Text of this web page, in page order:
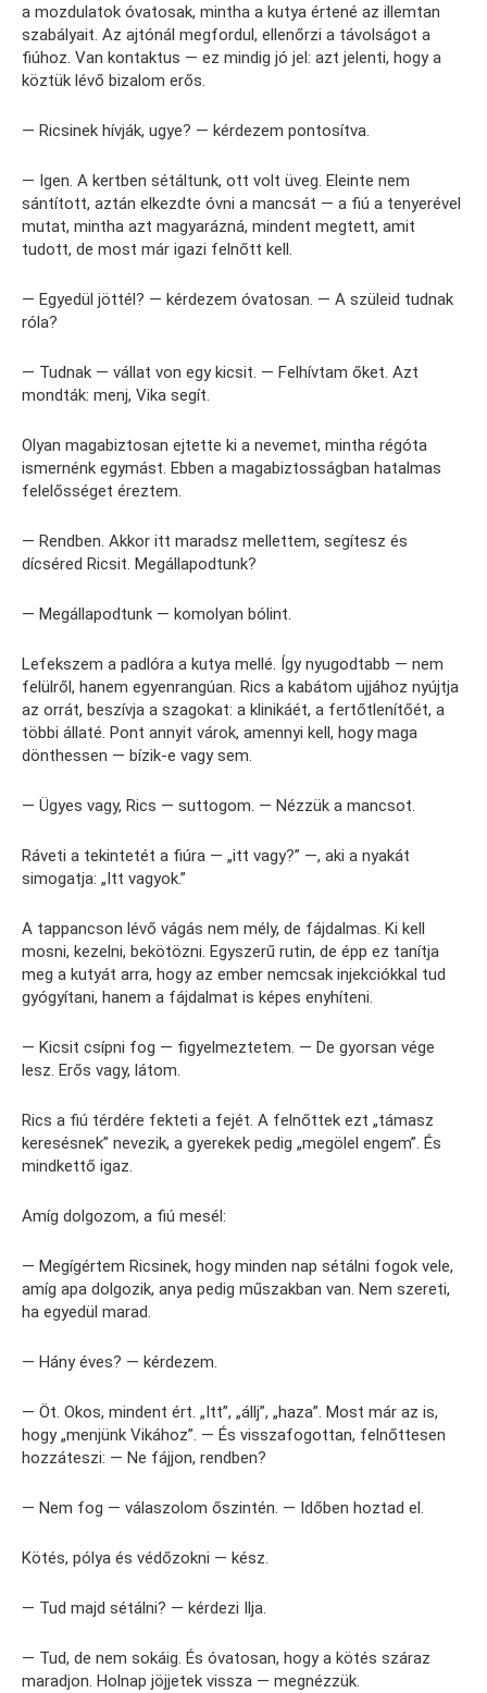
a mozdulatok óvatosak, mintha a kutya értené az illemtan
szabályait. Az ajtónál megfordul, ellenőrzi a távolságot a
fiúhoz. Van kontaktus — ez mindig jó jel: azt jelenti, hogy a
köztük lévő bizalom erős.
— Ricsinek hívják, ugye? — kérdezem pontosítva.
— Igen. A kertben sétáltunk, ott volt üveg. Eleinte nem
sántított, aztán elkezdte óvni a mancsát — a fiú a tenyerével
mutat, mintha azt magyarázná, mindent megtett, amit
tudott, de most már igazi felnőtt kell.
— Egyedül jöttél? — kérdezem óvatosan. — A szüleid tudnak
róla?
— Tudnak — vállat von egy kicsit. — Felhívtam őket. Azt
mondták: menj, Vika segít.
Olyan magabiztosan ejtette ki a nevemet, mintha régóta
ismernénk egymást. Ebben a magabiztosságban hatalmas
felelősséget éreztem.
— Rendben. Akkor itt maradsz mellettem, segítesz és
dícséred Ricsit. Megállapodtunk?
— Megállapodtunk — komolyan bólint.
Lefekszem a padlóra a kutya mellé. Így nyugodtabb — nem
felülről, hanem egyenrangúan. Rics a kabátom ujjához nyújtja
az orrát, beszívja a szagokat: a klinikáét, a fertőtlenítőét, a
többi állaté. Pont annyit várok, amennyi kell, hogy maga
dönthessen — bízik-e vagy sem.
— Ügyes vagy, Rics — suttogom. — Nézzük a mancsot.
Ráveti a tekintetét a fiúra — „itt vagy?” —, aki a nyakát
simogatja: „Itt vagyok.”
A tappancson lévő vágás nem mély, de fájdalmas. Ki kell
mosni, kezelni, bekötözni. Egyszerű rutin, de épp ez tanítja
meg a kutyát arra, hogy az ember nemcsak injekciókkal tud
gyógyítani, hanem a fájdalmat is képes enyhíteni.
— Kicsit csípni fog — figyelmeztetem. — De gyorsan vége
lesz. Erős vagy, látom.
Rics a fiú térdére fekteti a fejét. A felnőttek ezt „támasz
keresésnek” nevezik, a gyerekek pedig „megölel engem”. És
mindkettő igaz.
Amíg dolgozom, a fiú mesél:
— Megígértem Ricsinek, hogy minden nap sétálni fogok vele,
amíg apa dolgozik, anya pedig műszakban van. Nem szereti,
ha egyedül marad.
— Hány éves? — kérdezem.
— Öt. Okos, mindent ért. „Itt”, „állj”, „haza”. Most már az is,
hogy „menjünk Vikához”. — És visszafogottan, felnőttesen
hozzáteszi: — Ne fájjon, rendben?
— Nem fog — válaszolom őszintén. — Időben hoztad el.
Kötés, pólya és védőzokni — kész.
— Tud majd sétálni? — kérdezi Ilja.
— Tud, de nem sokáig. És óvatosan, hogy a kötés száraz
maradjon. Holnap jöjjetek vissza — megnézzük.